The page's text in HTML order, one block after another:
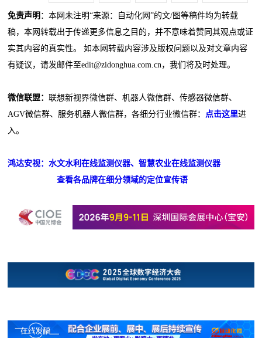
免责声明 ：本网未注明“来源：自动化网”的文/图等稿件均为转载
稿，本网转载出于传递更多信息之目的，并不意味着赞同其观点或证
实其内容的真实性。 如本网转载内容涉及版权问题以及对文章内容
有疑议，请发邮件至edit@zidonghua.com.cn，我们将及时处理。
微信联盟：联想新视界微信群、机器人微信群、传感器微信群、
AGV微信群、服务机器人微信群，各细分行业微信群： 点击这里进
入。
鸿达安视：水文水利在线监测仪器、智慧农业在线监测仪器
查看各品牌在细分领域的定位宣传语